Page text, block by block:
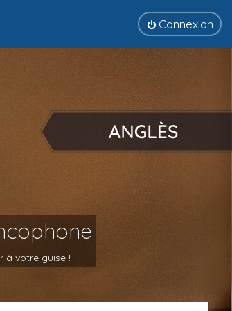
Connexion
à votre guise !